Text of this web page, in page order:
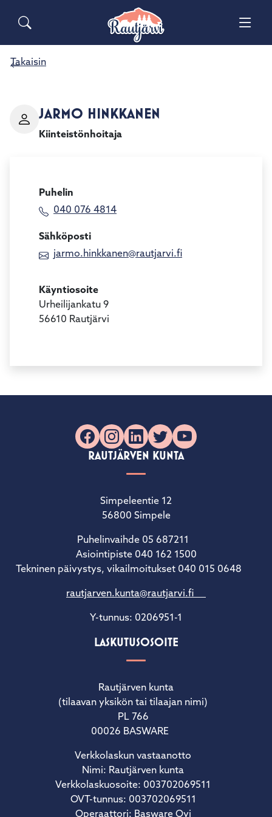
Siirry pääsisältöön Siirry päävalikkoon
Sähköiset lomakkeet
Matkailuinfo
Haku
Takaisin
JARMO HINKKANEN
Kiinteistönhoitaja
Puhelin
040 076 4814
Sähköposti
jarmo.hinkkanen@rautjarvi.fi
Käyntiosoite
Urheilijankatu 9
56610 Rautjärvi
Facebook
Instagram
LinkedIn
X YouTube
RAUTJÄRVEN KUNTA
Simpeleentie 12
56800 Simpele
Puhelinvaihde 05 687211
Asiointipiste 040 162 1500
Tekninen päivystys, vikailmoitukset 040 015 0648
rautjarven.kunta@rautjarvi.fi
Y-tunnus: 0206951-1
LASKUTUSOSOITE
Rautjärven kunta
(tilaavan yksikön tai tilaajan nimi)
PL 766
00026 BASWARE
Verkkolaskun vastaanotto
Nimi: Rautjärven kunta
Verkkolaskuosoite: 003702069511
OVT-tunnus: 003702069511
Operaattori: Basware Oyj